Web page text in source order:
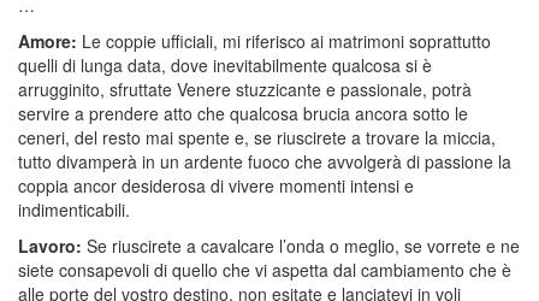
…
Amore: Le coppie ufficiali, mi riferisco ai matrimoni soprattutto
quelli di lunga data, dove inevitabilmente qualcosa si è
arrugginito, sfruttate Venere stuzzicante e passionale, potrà
servire a prendere atto che qualcosa brucia ancora sotto le
ceneri, del resto mai spente e, se riuscirete a trovare la miccia,
tutto divamperà in un ardente fuoco che avvolgerà di passione la
coppia ancor desiderosa di vivere momenti intensi e
indimenticabili.
Lavoro: Se riuscirete a cavalcare l’onda o meglio, se vorrete e ne
siete consapevoli di quello che vi aspetta dal cambiamento che è
alle porte del vostro destino, non esitate e lanciatevi in voli